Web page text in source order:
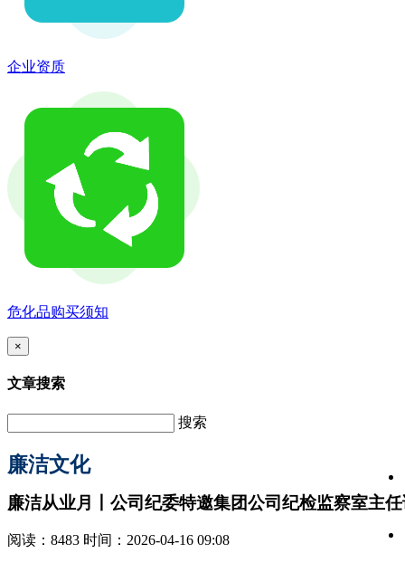
企业资质
危化品购买须知
×
文章搜索
搜索
廉洁文化
廉洁从业月丨公司纪委特邀集团公司纪检监察室主
阅读：8483 时间：2026-04-16 09:08